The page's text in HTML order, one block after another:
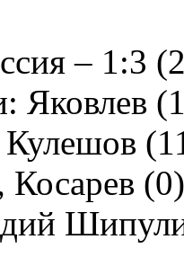
– 1:3
Яковлев
Косарев